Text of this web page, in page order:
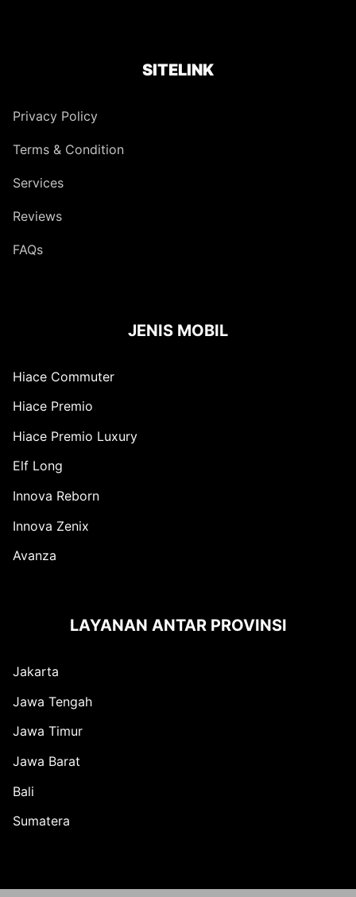
SITELINK
Privacy Policy
Terms & Condition
Services
Reviews
FAQs
JENIS MOBIL
Hiace Commuter
Hiace Premio
Hiace Premio Luxury
Elf Long
Innova Reborn
Innova Zenix
Avanza
LAYANAN ANTAR PROVINSI
Jakarta
Jawa Tengah
Jawa Timur
Jawa Barat
Bali
Sumatera